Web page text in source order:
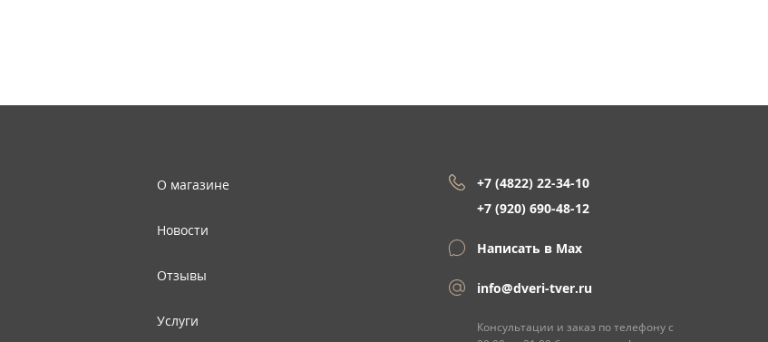
О магазине
Новости
Отзывы
Услуги
+7 (4822) 22-34-10
+7 (920) 690-48-12
Написать в Max
info@dveri-tver.ru
Консультации и заказ по телефону с